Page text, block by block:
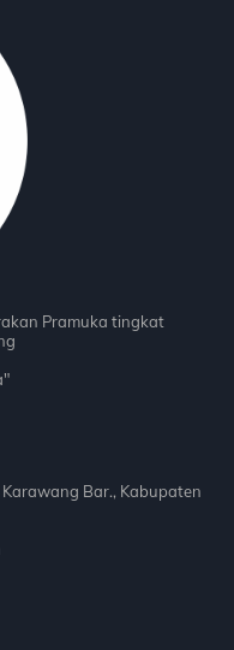
Pramuka tingkat
Karawang Bar., Kabupaten